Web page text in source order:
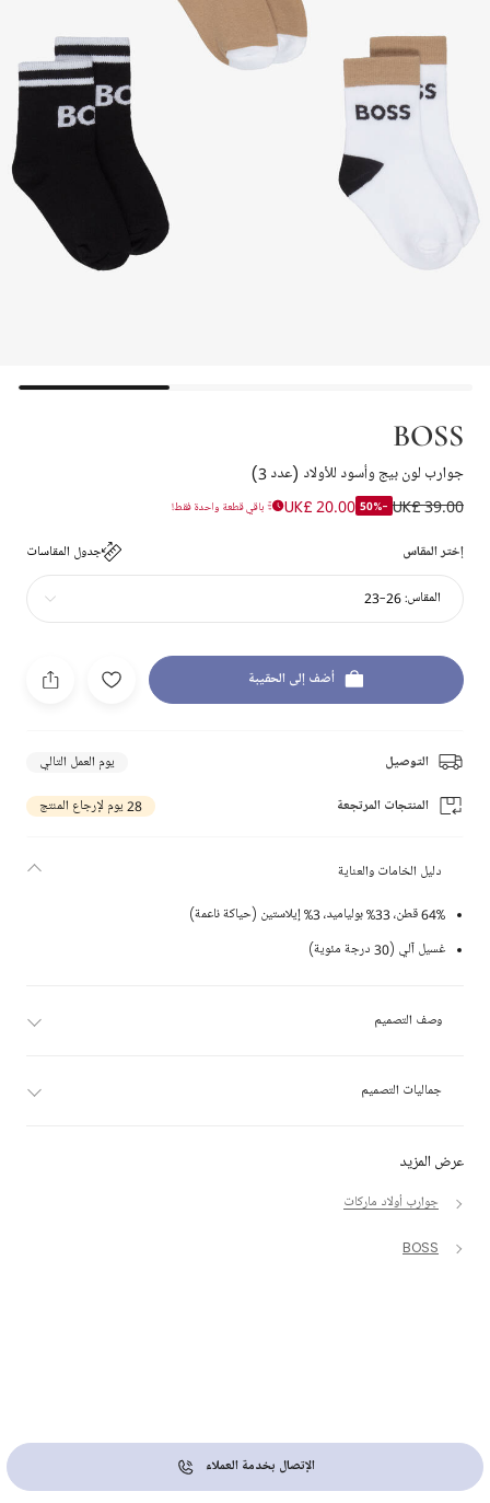
BOSS
جوارب لون بيج وأسود للأولاد (عدد 3)
UK£ 39.00
-50%
UK£ 20.00 باقي قطعة واحدة فقط!
إختر المقاس جدول المقاسات
المقاس:26-23
أضف إلى الحقيبة
التوصيل يوم العمل التالي
المنتجات المرتجعة 28 يوم لإرجاع المنتج
عرض المزيد
جوارب أولاد ماركات
BOSS
دليل الخامات والعناية
64% قطن، 33% بولياميد، 3% إيلاستين (حياكة ناعمة)
غسيل آلي (30 درجة مئوية)
وصف التصميم
جماليات التصميم
الإتصال بخدمة العملاء